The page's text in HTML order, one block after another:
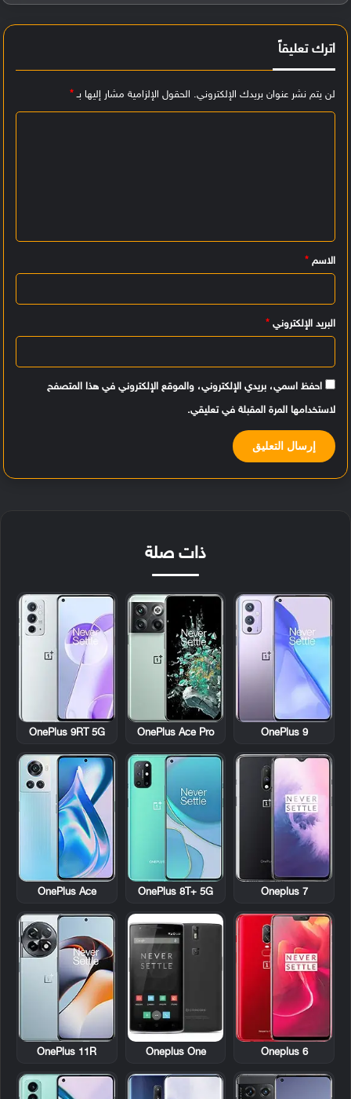
اترك تعليقاً
لن يتم نشر عنوان بريدك الإلكتروني. الحقول الإلزامية مشار إليها بـ*
ي
ق
الاسم *
البريد الإلكتروني *
احفظ اسمي، بريدي الإلكتروني، والموقع الإلكتروني في هذا المتصفح
لاستخدامها المرة المقبلة في تعليقي.
ذات صلة
OnePlus 9
OnePlus Ace Pro
OnePlus 9RT 5G
Oneplus 7
OnePlus 8T+ 5G
OnePlus Ace
Oneplus 6
Oneplus One
OnePlus 11R